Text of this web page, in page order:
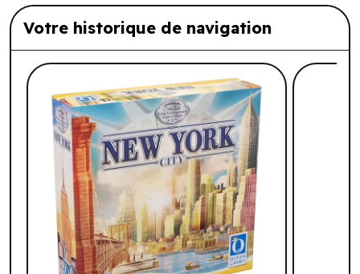
Votre historique de navigation
Liste de produits suggérés: Votre